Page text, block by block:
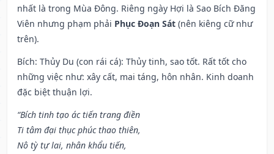
nhất là trong Mùa Đông. Riêng ngày Hợi là Sao Bích Đăng
Viên nhưng phạm phải Phục Đoạn Sát (nên kiêng cữ như
trên).
Bích: Thủy Du (con rái cá): Thủy tinh, sao tốt. Rất tốt cho
những việc như: xây cất, mai táng, hôn nhân. Kinh doanh
đặc biệt thuận lợi.
“Bích tinh tạo ác tiến trang điền
Ti tâm đại thục phúc thao thiên,
Nô tỳ tự lai, nhân khẩu tiến,